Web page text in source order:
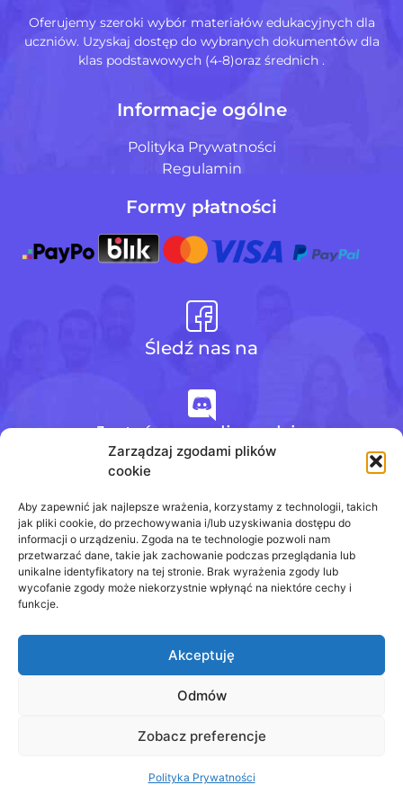
Zarządzaj zgodami plików
cookie
Aby zapewnić jak najlepsze wrażenia, korzystamy z technologii, takich
jak pliki cookie, do przechowywania i/lub uzyskiwania dostępu do
informacji o urządzeniu. Zgoda na te technologie pozwoli nam
przetwarzać dane, takie jak zachowanie podczas przeglądania lub
unikalne identyfikatory na tej stronie. Brak wyrażenia zgody lub
wycofanie zgody może niekorzystnie wpłynąć na niektóre cechy i
funkcje.
Akceptuję
Odmów
Zobacz preferencje
Polityka Prywatności
Oferujemy szeroki wybór materiałów edukacyjnych dla
uczniów. Uzyskaj dostęp do wybranych dokumentów dla
klas podstawowych (4-8)oraz średnich .
Informacje ogólne
Polityka Prywatności
Regulamin
Formy płatności
Śledź nas na
Jesteśmy na discordzie
+48 728 484 484
biuro@odpowiedzinasprawdziany.pl
Prawa Autorskie © 2020 - 2026